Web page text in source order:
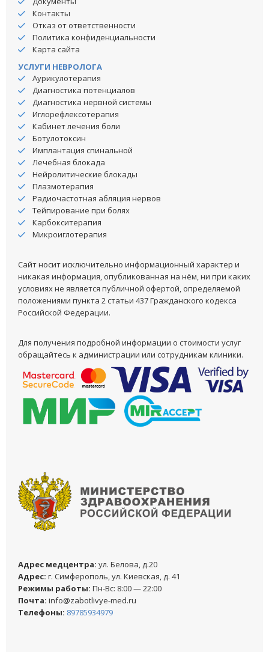
Контакты
Отказ от ответственности
Политика конфиденциальности
Карта сайта
УСЛУГИ НЕВРОЛОГА
Аурикулотерапия
Диагностика потенциалов
Диагностика нервной системы
Иглорефлексотерапия
Кабинет лечения боли
Ботулотоксин
Имплантация спинальной
Лечебная блокада
Нейролитические блокады
Плазмотерапия
Радиочастотная абляция нервов
Тейпирование при болях
Карбокситерапия
Микроиглотерапия
Сайт носит исключительно информационный характер и
никакая информация, опубликованная на нём, ни при каких
условиях не является публичной офертой, определяемой
положениями пункта 2 статьи 437 Гражданского кодекса
Российской Федерации.
Для получения подробной информации о стоимости услуг
обращайтесь к администрации или сотрудникам клиники.
Адреc медцентра: ул. Белова, д.20
Адреc: г. Симферополь, ул. Киевская, д. 41
Режимы работы: Пн-Вс: 8:00 — 22:00
Почта: info@zabotlivye-med.ru
Телефоны: 89785934979